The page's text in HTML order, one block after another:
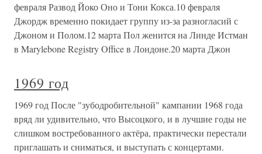
февраля Развод Йоко Оно и Тони Кокса.10 февраля
Джордж временно покидает группу из-за разногласий с
Джоном и Полом.12 марта Пол женится на Линде Истман
в Marylebone Registry Office в Лондоне.20 марта Джон
1969 год
1969 год После "зубодробительной" кампании 1968 года
вряд ли удивительно, что Высоцкого, и в лучшие годы не
слишком востребованного актёра, практически перестали
приглашать и сниматься, и выступать с концертами.